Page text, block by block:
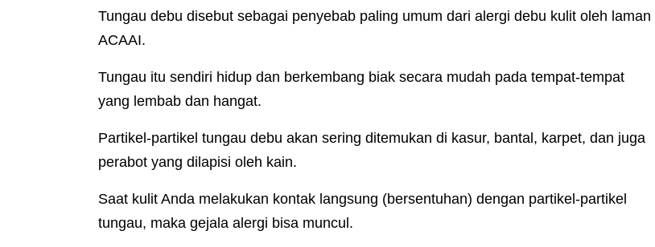
Tungau debu disebut sebagai penyebab paling umum dari alergi debu kulit oleh laman
ACAAI.
Tungau itu sendiri hidup dan berkembang biak secara mudah pada tempat-tempat
yang lembab dan hangat.
Partikel-partikel tungau debu akan sering ditemukan di kasur, bantal, karpet, dan juga
perabot yang dilapisi oleh kain.
Saat kulit Anda melakukan kontak langsung (bersentuhan) dengan partikel-partikel
tungau, maka gejala alergi bisa muncul.